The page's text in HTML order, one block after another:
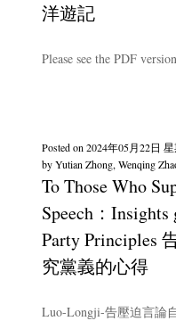
洋遊記
Please see the PDF
To Those Who
Speech：
Party Principles
究黨義的心得
Posted on2024年05月22日
byYutian Zhong, Wenqing
Luo-Longji-告壓迫言論